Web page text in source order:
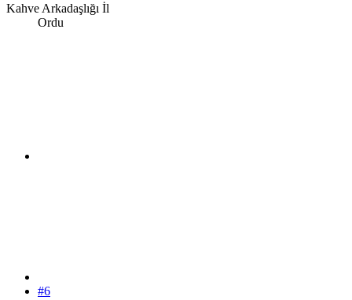
Kahve Arkadaşlığı İl
Ordu
#6